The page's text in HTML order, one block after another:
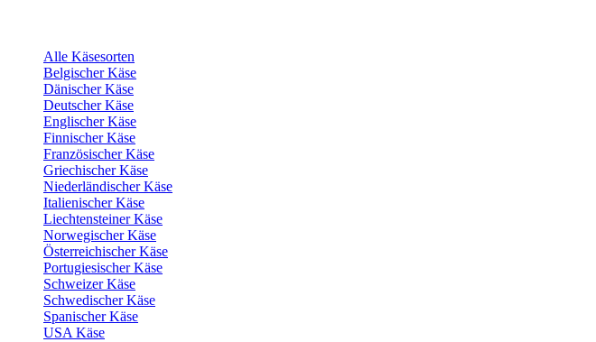
Alle Käsesorten
Belgischer Käse
Dänischer Käse
Deutscher Käse
Englischer Käse
Finnischer Käse
Französischer Käse
Griechischer Käse
Niederländischer Käse
Italienischer Käse
Liechtensteiner Käse
Norwegischer Käse
Österreichischer Käse
Portugiesischer Käse
Schweizer Käse
Schwedischer Käse
Spanischer Käse
USA Käse